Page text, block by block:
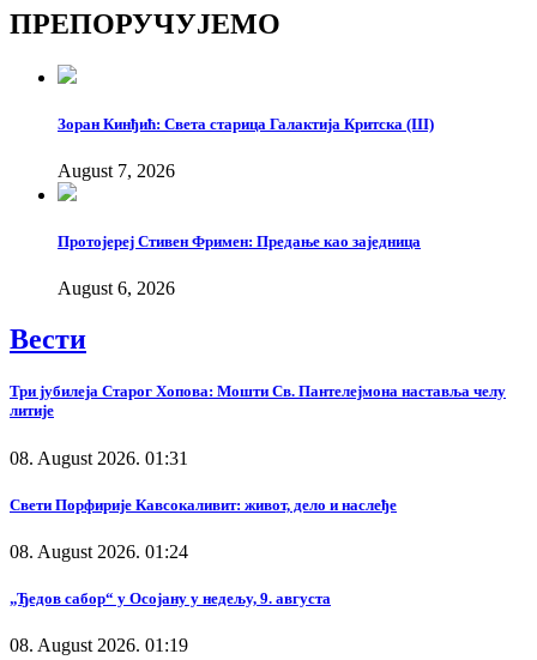
ПРЕПОРУЧУЈЕМО
Зоран Кинђић: Света старица Галактија Критска (III)
August 7, 2026
Протојереј Стивен Фримен: Предање као заједница
August 6, 2026
Вести
Три јубилеја Старог Хопова: Мошти Св. Пантелејмона наставља челу
литије
08. August 2026. 01:31
Свети Порфирије Кавсокаливит: живот, дело и наслеђе
08. August 2026. 01:24
„Ђедов сабор“ у Осојану у недељу, 9. августа
08. August 2026. 01:19